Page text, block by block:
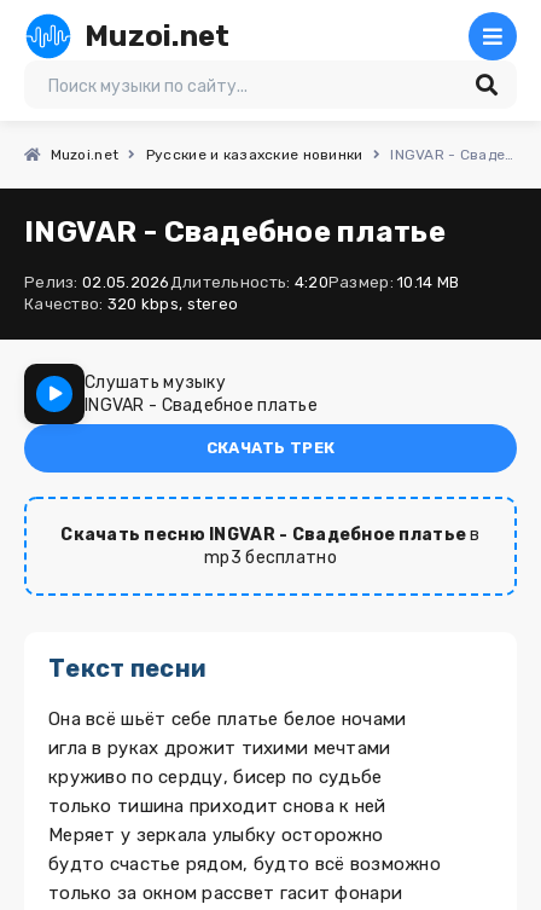
Muzoi.net
Muzoi.net Русские и казахские новинки INGVAR - Свадебное платье
INGVAR - Свадебное платье
Релиз: 02.05.2026Длительность: 4:20Размер: 10.14 MB
Качество: 320 kbps, stereo
Слушать музыку
INGVAR - Свадебное платье
СКАЧАТЬ ТРЕК
Скачать песню INGVAR - Свадебное платьев
mp3 бесплатно
Текст песни
Она всё шьёт себе платье белое ночами
игла в руках дрожит тихими мечтами
круживо по сердцу, бисер по судьбе
только тишина приходит снова к ней
Меряет у зеркала улыбку осторожно
будто счастье рядом, будто всё возможно
только за окном рассвет гасит фонари